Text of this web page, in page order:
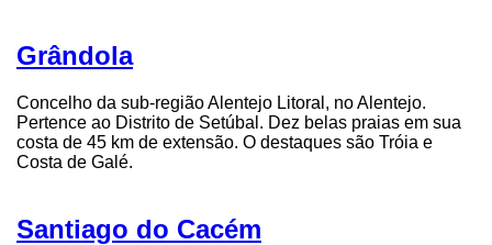
Grândola
Concelho da sub-região Alentejo Litoral, no Alentejo.
Pertence ao Distrito de Setúbal. Dez belas praias em sua
costa de 45 km de extensão. O destaques são Tróia e
Costa de Galé.
Santiago do Cacém